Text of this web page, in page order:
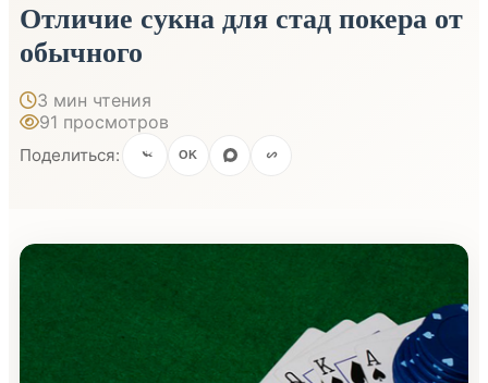
Отличие сукна для стад покера от
обычного
3 мин чтения
91 просмотров
Поделиться: OK